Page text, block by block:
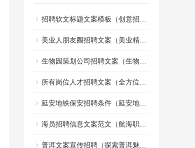
招聘软文标题文案模板（创意招聘文案标题设计指南）
美业人朋友圈招聘文案（美业精英招募令：共创美丽事业的朋友圈）
生物园策划公司招聘文案（生物园策划团队诚邀创意文案加入）
所有岗位人才招聘文案（全方位职位人才招募宣传文案）
延安地铁保安招聘条件（延安地铁安保人员招聘标准）
海员招聘信息文案范文（航海职业机会招募启事文案示例）
普洱文案宣传招聘（探索普洱魅力，诚邀创意宣传人才加盟）